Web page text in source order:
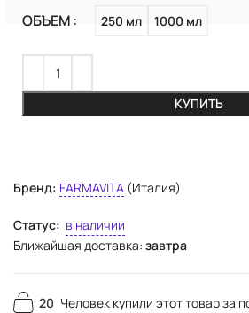
Бренд: FARMAVITA (Италия)
Статус: в наличии
Ближайшая доставка: завтра
20 Человек купили этот товар за
ОБЪЕМ 250 мл 1000 мл
КУПИТЬ